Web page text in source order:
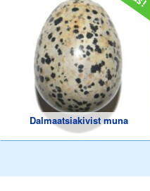
Dalmaatsiakivist muna